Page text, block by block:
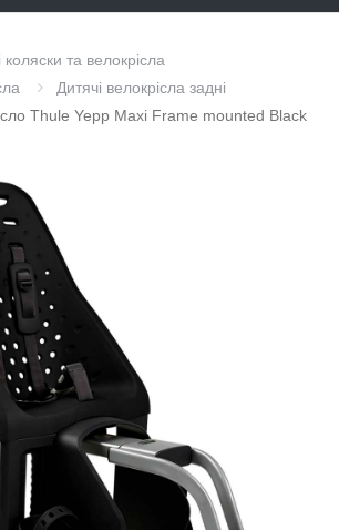
коляски та велокрісла
Дитячі велокрісла задні
Thule Yepp Maxi Frame mounted Black